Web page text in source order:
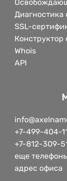
Диагностика
SSL-
Конструктор
Whois
API
+7-499-404-
+7-812-309-
еще
адрес офиса